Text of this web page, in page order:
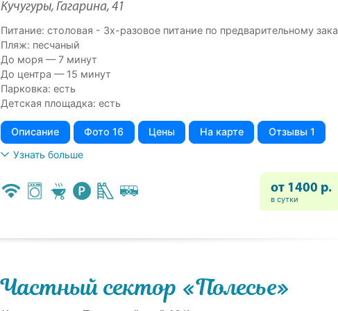
Кучугуры, Гагарина, 41
Питание: столовая - 3х-разовое питание по предварительному
Пляж: песчаный
До моря — 7 минут
До центра — 15 минут
Парковка: есть
Детская площадка: есть
Описание Фото 16 Цены На карте
Отзывы 1
Узнать больше
от 1400 р.
в сутки
Частный сектор «Полесье»